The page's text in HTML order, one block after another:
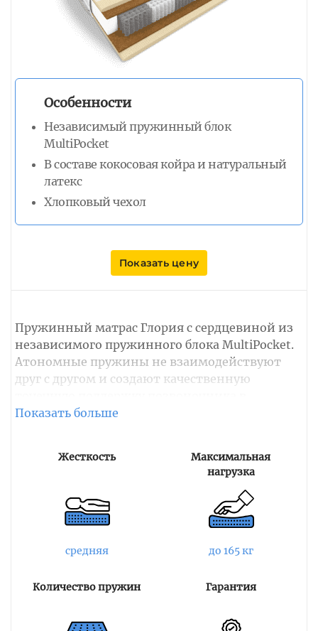
Особенности
Независимый пружинный блок
MultiPocket
В составе кокосовая койра и натуральный
латекс
Хлопковый чехол
Показать цену
Пружинный матрас Глория с сердцевиной из
независимого пружинного блока MultiPocket.
Атономные пружины не взаимодействуют
друг с другом и создают качественную
анатомически правильном положении.
Такой пружинный блок может работать без
деформаций и износа не менее 20 лет, как
заявляет производитель.
Настилочные мягкие слои исполнены из
латекса и кокосовой койры. Наполнитель и
пружинный блок совместно образуют
анатомический эффект. Латексированная
Жесткость
средняя
Максимальная
нагрузка
до 165 кг
Количество пружин Гарантия